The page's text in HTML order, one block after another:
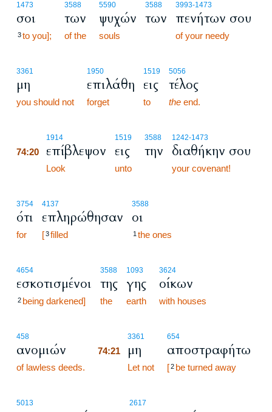
1473
σοι
3to you];
3588
των
of the
5590
ψυχών
souls
3588
των
3993-1473
πενήτων σου
of your needy
3361
μη
you should not
1950
επιλάθη
forget
1519
εις
to
5056
τέλος
the end.
1914
74:20 επίβλεψον
Look
1519
εις
unto
3588
την
1242-1473
διαθήκην σου
your covenant!
3754
ότι
for
4137
επληρώθησαν
[3filled
3588
οι
1 the ones
4654
εσκοτισμένοι
2 being darkened]
3588
της
the
1093
γης
earth
3624
οίκων
with houses
458
ανομιών
of lawless deeds.
3361
74:21 μη
Let not
654
αποστραφήτω
[2 be turned away
5013 2617